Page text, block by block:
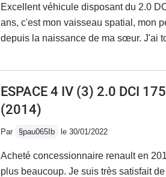
Excellent véhicule disposant du 2.0
ans, c'est mon vaisseau spatial, mon
depuis la naissance de ma sœur. J'ai
performances vraiment plaisantes
bien avec l'ouverture/fermeture de la
appuyer. On en voudrait presque plus
fois.Climatisation un peu énergivore
pompe pas mal sur la puissance mais
ESPACE 4 IV (3) 2.0 DCI
(2014)
Par §pau065Ib le 30/01/2022
Acheté concessionnaire renault en
plus beaucoup. Je suis très satisfait